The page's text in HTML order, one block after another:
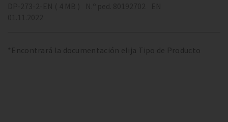
*Encontrará la documentación elija Tipo de Producto